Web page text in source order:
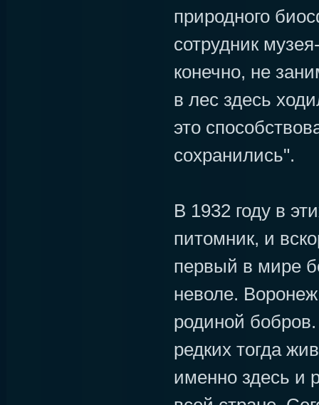
природного
сотрудник
конечно, не
в лес здесь
это
сохранились".
В 1932 году в
питомник, и
первый в мире
неволе.
родиной
редких тогда
именно здесь и